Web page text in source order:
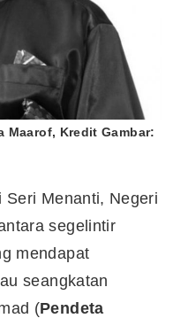
Maarof, Kredit Gambar:
Seri Menanti, Negeri
segelintir
mendapat
seangkatan
(Pendeta